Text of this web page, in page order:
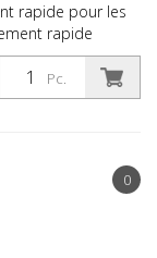
Pc.
rapide pour les
rapide
les ...
0